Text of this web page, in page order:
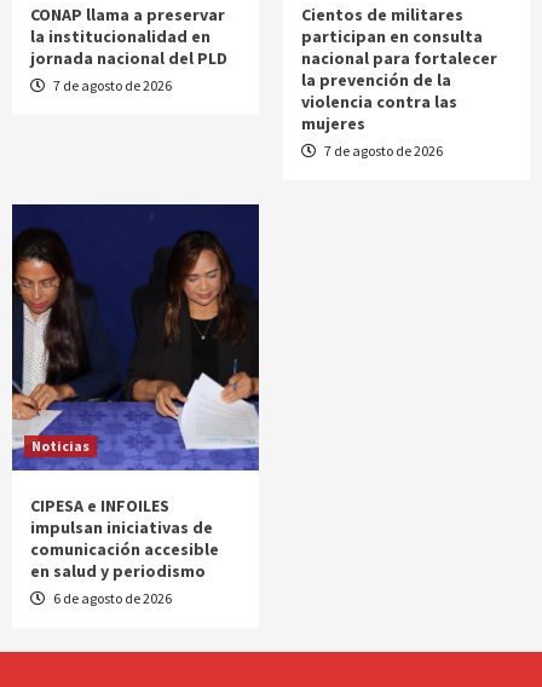
CONAP llama a preservar
la institucionalidad en
jornada nacional del PLD
7 de agosto de 2026
Cientos de militares
participan en consulta
nacional para fortalecer
la prevención de la
violencia contra las
mujeres
7 de agosto de 2026
Noticias
CIPESA e INFOILES
impulsan iniciativas de
comunicación accesible
en salud y periodismo
6 de agosto de 2026